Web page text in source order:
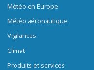
Météo en Europe
Météo aéronautique
Vigilances
Climat
Produits et services